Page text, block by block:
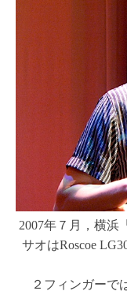
2007年７月，横浜
サオはRoscoe
２フィンガーで